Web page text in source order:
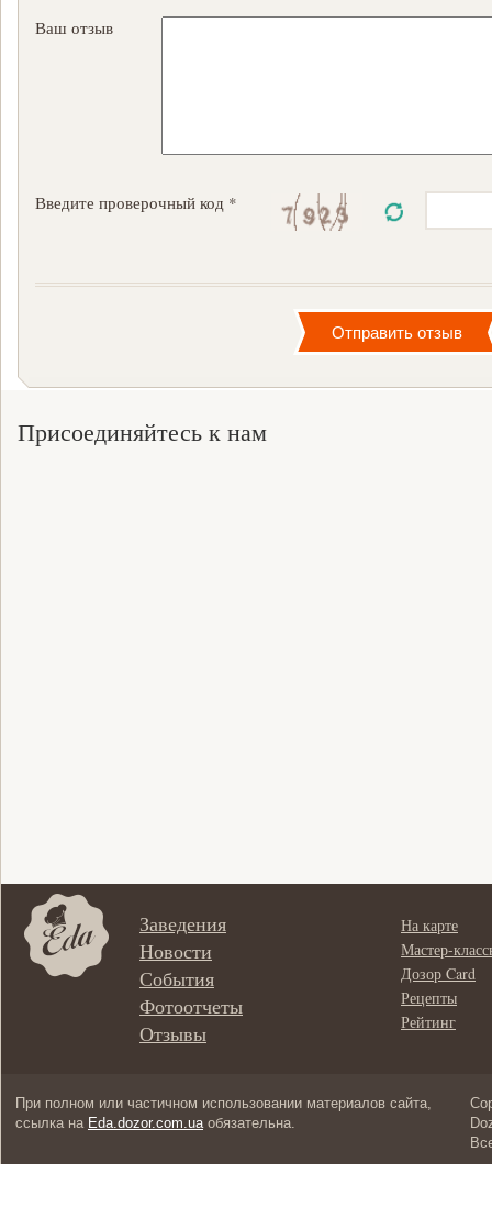
Ваш отзыв
Введите проверочный код *
Присоединяйтесь к нам
Заведения
Новости
События
Фотоотчеты
Отзывы
На карте
Мастер-
Дозор Card
Рецепты
Рейтинг
При полном или частичном использовании материалов сайта,
ссылка на Eda.dozor.com.uaобязательна.